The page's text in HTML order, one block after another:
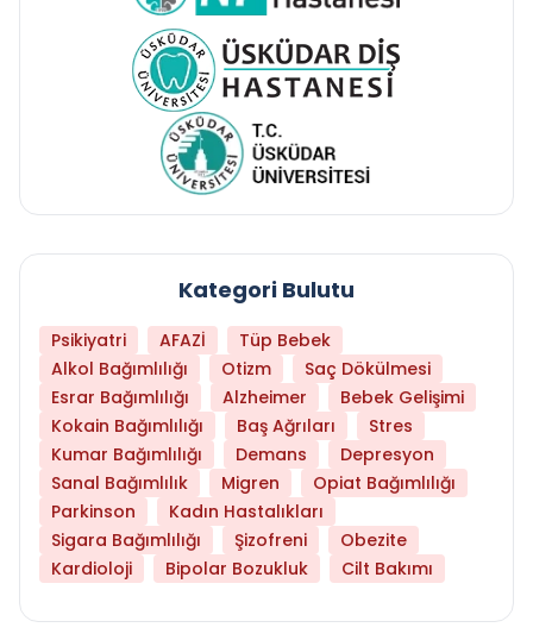
Kategori Bulutu
Psikiyatri AFAZİ
Tüp Bebek
Alkol Bağımlılığı
Otizm
Saç Dökülmesi
Esrar Bağımlılığı
Alzheimer
Bebek Gelişimi
Kokain Bağımlılığı
Baş Ağrıları
Stres
Kumar Bağımlılığı
Demans
Depresyon
Sanal Bağımlılık
Migren
Opiat Bağımlılığı
Parkinson
Kadın Hastalıkları
Sigara Bağımlılığı
Şizofreni
Obezite
Kardioloji
Bipolar Bozukluk Cilt Bakımı